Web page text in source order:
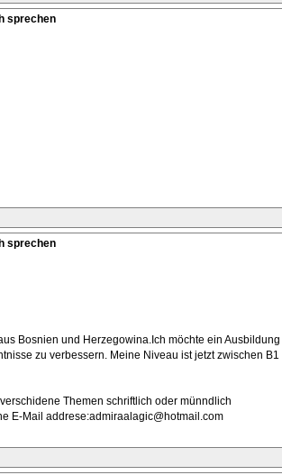
sprechen
sprechen
Bosnien und Herzegowina.Ich möchte ein Ausbildung
zu verbessern. Meine Niveau ist jetzt zwischen B1
Themen schriftlich oder münndlich
E-Mail addrese:admiraalagic@hotmail.com